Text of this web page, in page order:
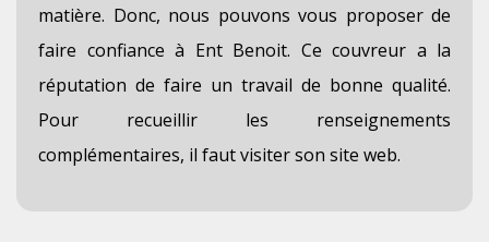
matière. Donc, nous pouvons vous proposer de
faire confiance à Ent Benoit. Ce couvreur a la
réputation de faire un travail de bonne qualité.
Pour recueillir les renseignements
complémentaires, il faut visiter son site web.